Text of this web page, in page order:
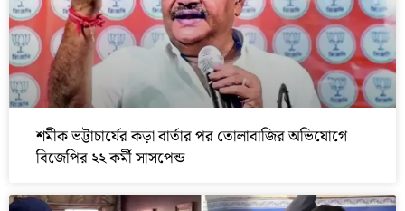
শমীক ভট্টাচার্যের কড়া বার্তার পর তোলাবাজির অভিযোগে
বিজেপির ২২ কর্মী সাসপেন্ড